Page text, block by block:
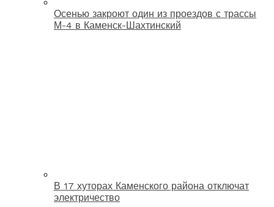
Осенью закроют один из проездов с трассы
М-4 в Каменск-Шахтинский
В 17 хуторах Каменского района отключат
электричество